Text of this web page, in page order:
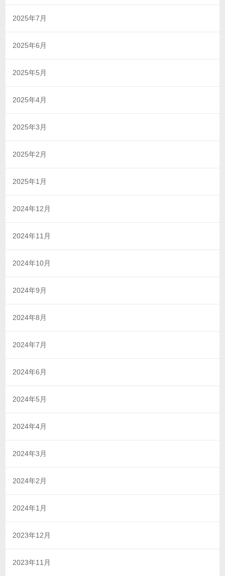
2025年7月
2025年6月
2025年5月
2025年4月
2025年3月
2025年2月
2025年1月
2024年12月
2024年11月
2024年10月
2024年9月
2024年8月
2024年7月
2024年6月
2024年5月
2024年4月
2024年3月
2024年2月
2024年1月
2023年12月
2023年11月